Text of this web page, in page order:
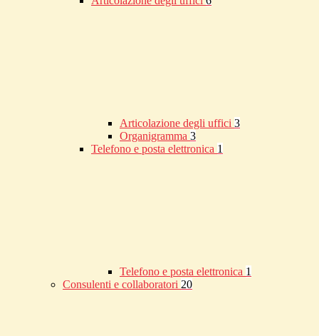
Articolazione degli uffici 3
Organigramma 3
Telefono e posta elettronica 1
Telefono e posta elettronica 1
Consulenti e collaboratori 20